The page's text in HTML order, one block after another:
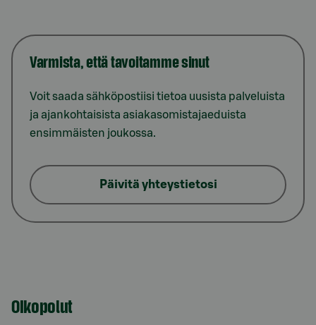
Varmista, että tavoitamme sinut
Voit saada sähköpostiisi tietoa uusista palveluista
ja ajankohtaisista asiakasomistajaeduista
ensimmäisten joukossa.
Päivitä yhteystietosi
Oikopolut